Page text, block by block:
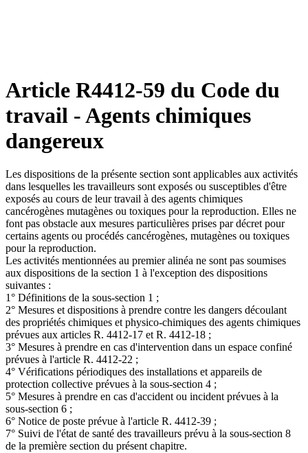
Article R4412-59 du Code du
travail - Agents chimiques
dangereux
Les dispositions de la présente section sont applicables aux activités
dans lesquelles les travailleurs sont exposés ou susceptibles d'être
exposés au cours de leur travail à des agents chimiques
cancérogènes mutagènes ou toxiques pour la reproduction. Elles ne
font pas obstacle aux mesures particulières prises par décret pour
certains agents ou procédés cancérogènes, mutagènes ou toxiques
pour la reproduction.
Les activités mentionnées au premier alinéa ne sont pas soumises
aux dispositions de la section 1 à l'exception des dispositions
suivantes :
1° Définitions de la sous-section 1 ;
2° Mesures et dispositions à prendre contre les dangers découlant
des propriétés chimiques et physico-chimiques des agents chimiques
prévues aux articles R. 4412-17 et R. 4412-18 ;
3° Mesures à prendre en cas d'intervention dans un espace confiné
prévues à l'article R. 4412-22 ;
4° Vérifications périodiques des installations et appareils de
protection collective prévues à la sous-section 4 ;
5° Mesures à prendre en cas d'accident ou incident prévues à la
sous-section 6 ;
6° Notice de poste prévue à l'article R. 4412-39 ;
7° Suivi de l'état de santé des travailleurs prévu à la sous-section 8
de la première section du présent chapitre.